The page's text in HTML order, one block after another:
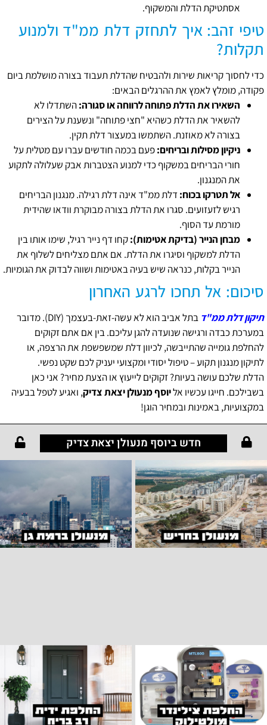
אסתטיקת הדלת והמשקוף.
טיפי זהב: איך לתחזק דלת ממ"ד ולמנוע
תקלות?
כדי לחסוך קריאות שירות ולהבטיח שהדלת תעבוד בצורה מושלמת ביום
פקודה, מומלץ לאמץ את ההרגלים הבאים:
השאירו את הדלת פתוחה לרווחה או סגורה:השתדלו לא
להשאיר את הדלת כשהיא "חצי פתוחה" ונשענת על הצירים
בצורה לא מאוזנת. השתמשו במעצור דלת תקין.
ניקיון מסילות ובריחים:פעם בכמה חודשים עברו עם מטלית על
חורי הבריחים במשקוף כדי למנוע הצטברות אבק שעלולה לתקוע
את המנגנון.
אל תטרקו בכוח:דלת ממ"ד אינה דלת רגילה. מנגנון הבריחים
רגיש לזעזועים. סגרו את הדלת בצורה מבוקרת וודאו שהידית
מורמת עד הסוף.
מבחן הנייר (בדיקת אטימות):קחו דף נייר רגיל, שימו אותו בין
הדלת למשקוף וסיגרו את הדלת. אם אתם מצליחים לשלוף את
הנייר בקלות, כנראה שיש בעיה באטימות ושווה לבדוק את הגומיות.
סיכום: אל תחכו לרגע האחרון
תיקון דלת ממ"ד
בתל אביב הוא לא עשה-זאת-בעצמך (DIY). מדובר
במערכת כבדה ורגישה שנועדה להגן עליכם. בין אם אתם זקוקים
להחלפת גומייה שהתייבשה, לכיוון דלת שמשפשפת את הרצפה, או
לתיקון מנגנון תקוע – טיפול יסודי ומקצועי יעניק לכם שקט נפשי.
הדלת שלכם עושה בעיות? זקוקים לייעוץ או הצעת מחיר? אני כאן
בשבילכם. חייגו עכשיו אליוסף מנעולן יצאת צדיק, ואגיע לטפל בבעיה
במקצועיות, באמינות ובמחיר הוגן!
חדש ביוסף מנעולן יצאת צדיק